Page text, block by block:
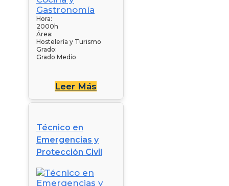
Hora:
2000h
Área:
Hostelería y Turismo
Grado:
Grado Medio
Leer Más
Técnico en
Emergencias y
Protección Civil